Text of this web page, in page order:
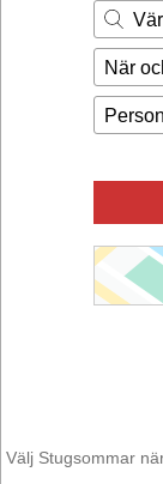
Räkna
När
Välj Stugsommar